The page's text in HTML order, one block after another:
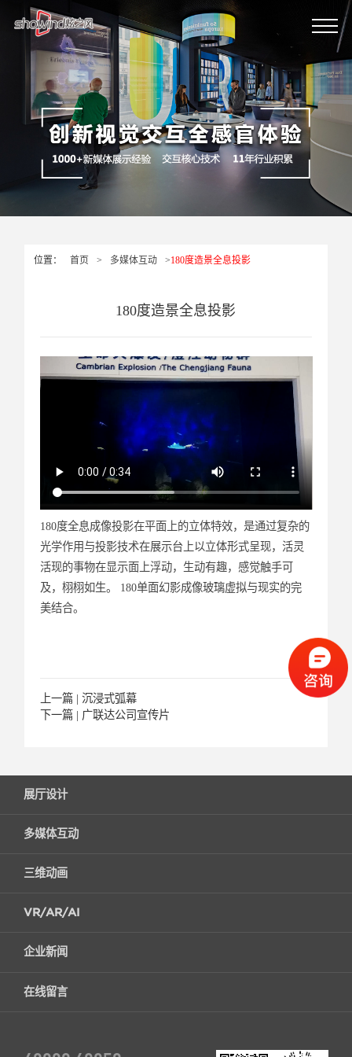
位置： 首页 > 多媒体互动 >180度造景全息投影
180度造景全息投影
180度全息成像投影在平面上的立体特效，是通过复杂的
光学作用与投影技术在展示台上以立体形式呈现，活灵
活现的事物在显示面上浮动，生动有趣，感觉触手可
及，栩栩如生。 180单面幻影成像玻璃虚拟与现实的完
美结合。
上一篇 | 沉浸式弧幕
下一篇 | 广联达公司宣传片
展厅设计
多媒体互动
三维动画
VR/AR/AI
企业新闻
在线留言